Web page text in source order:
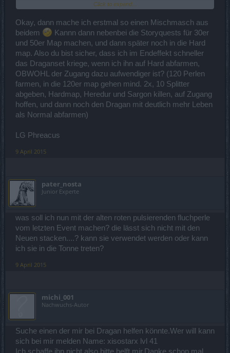
Irgendjemand (ein Mod?) hat mir glaub ich mal gesagt, dass das
jemand bestätigen/widerlegen?
Click to expand...
Okay, dann mache ich erstmal so einen Mischmasch aus
beidem
Kannn dann nebenbei die Storyquests für 30er
und 50er Map machen, und dann später noch in die Hard
map. Also du bist sicher, dass ich im Endeffekt schneller
das Draganset kriege, wenn ich ihn auf Hard abfarmen,
OBWOHL der Zugang dazu aufwendiger ist? (120 Perlen
farmen, in die 120er map gehen mind. 2x, 10 Splitter
abgeben, Hardmap, Heredur und Sargon killen, auf Zugang
hoffen, und dann noch den Dragan mit deutlich mehr Leben
als Normal abfarmen)
LG Phreacus
9 April 2015
pater_nosta
Junior Experte
was soll ich nun mit der alten roten pulsierenden fluchperle
vom letzten Event machen? die lässt sich nicht mit den
Neuen stacken....? kann sie verwendet werden oder kann
ich sie in die Tonne treten?
9 April 2015
michi_001
Nachwuchs-Autor
Suche einen der mir bei Dragan helfen könnte.Wer will kann
sich bei mir melden Name: xisostarx lvl 41